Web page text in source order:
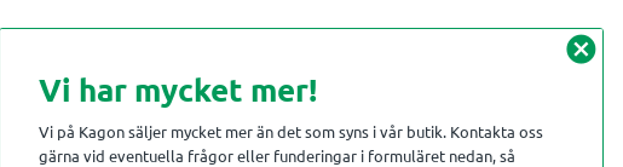
cancel
Vi har mycket mer!
Vi på Kagon säljer mycket mer än det som syns i vår butik. Kontakta oss
gärna vid eventuella frågor eller funderingar i formuläret nedan, så